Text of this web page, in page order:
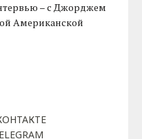
– с Джорджем
Американской